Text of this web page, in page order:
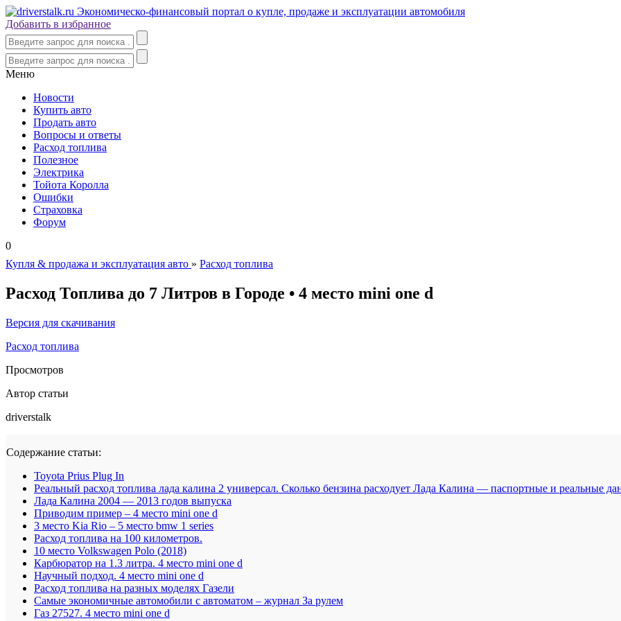
Добавить в избранное
Меню
Новости
Купить авто
Продать авто
Вопросы и ответы
Расход топлива
Полезное
Электрика
Тойота Королла
Ошибки
Страховка
Форум
0
Купля & продажа и эксплуатация авто » Расход топлива
Расход Топлива до 7 Литров в Городе • 4 место mini one d
Версия для скачивания
Расход топлива
Просмотров
Автор статьи
driverstalk
Содержание статьи:
Toyota Prius Plug In
Реальный расход топлива лада калина 2 универсал. Сколько бензина расходует Лада Калина — паспортные и реальные
Лада Калина 2004 — 2013 годов выпуска
Приводим пример – 4 место mini one d
3 место Kia Rio – 5 место bmw 1 series
Расход топлива на 100 километров.
10 место Volkswagen Polo (2018)
Карбюратор на 1.3 литра. 4 место mini one d
Научный подход. 4 место mini one d
Расход топлива на разных моделях Газели
Самые экономичные автомобили с автоматом – журнал За рулем
Газ 27527. 4 место mini one d